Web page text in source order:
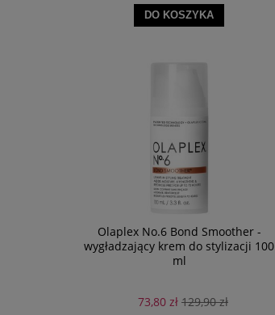
DO KOSZYKA
Olaplex No.6 Bond Smoother -
wygładzający krem do stylizacji 100
ml
73,80 zł 129,90 zł